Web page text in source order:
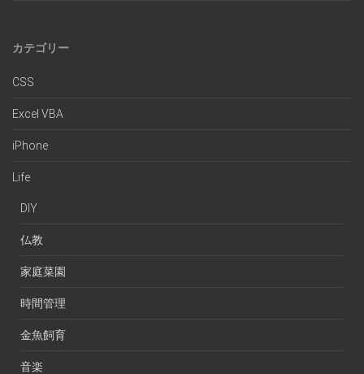
カテゴリー
CSS
Excel VBA
iPhone
Life
DIY
仏教
家庭菜園
時間管理
金魚飼育
音楽